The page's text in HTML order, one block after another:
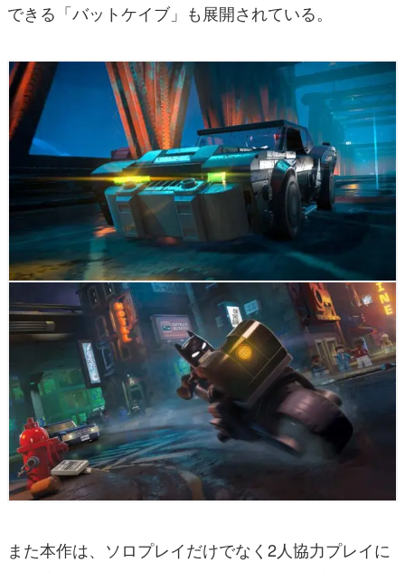
できる「バットケイブ」も展開されている。
また本作は、ソロプレイだけでなく2人協力プレイに